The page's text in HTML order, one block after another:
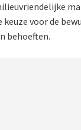
voor de
behoeften.